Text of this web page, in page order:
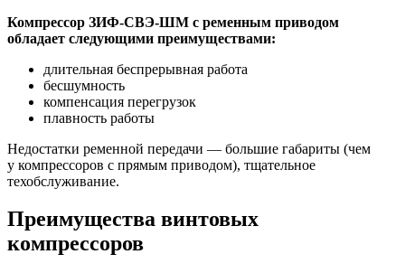
Компрессор ЗИФ-СВЭ-ШМ с ременным приводом
обладает следующими преимуществами:
длительная беспрерывная работа
бесшумность
компенсация перегрузок
плавность работы
Недостатки ременной передачи — большие габариты (чем
у компрессоров с прямым приводом), тщательное
техобслуживание.
Преимущества винтовых
компрессоров